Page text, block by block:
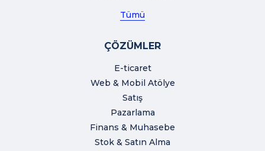
Tümü
ÇÖZÜMLER
E-ticaret
Web & Mobil Atölye
Satış
Pazarlama
Finans & Muhasebe
Stok & Satın Alma